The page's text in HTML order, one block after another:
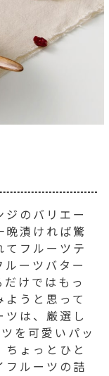
のバリエー
晩漬ければ驚
てフルーツテ
ーツバター
けではもっ
うと思って
は、厳選し
を可愛いパッ
ょっとひと
フルーツの詰